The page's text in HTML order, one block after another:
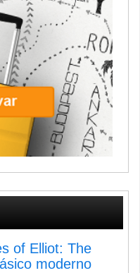
of Elliot: The
moderno